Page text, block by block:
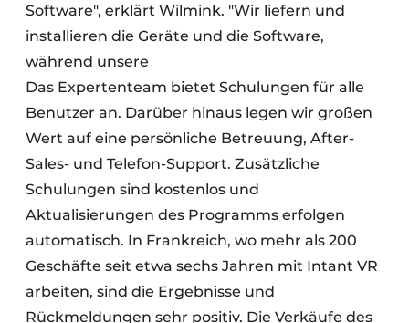
Software", erklärt Wilmink. "Wir liefern und
installieren die Geräte und die Software,
während unsere
Das Expertenteam bietet Schulungen für alle
Benutzer an. Darüber hinaus legen wir großen
Wert auf eine persönliche Betreuung, After-
Sales- und Telefon-Support. Zusätzliche
Schulungen sind kostenlos und
Aktualisierungen des Programms erfolgen
automatisch. In Frankreich, wo mehr als 200
Geschäfte seit etwa sechs Jahren mit Intant VR
arbeiten, sind die Ergebnisse und
Rückmeldungen sehr positiv. Die Verkäufe des